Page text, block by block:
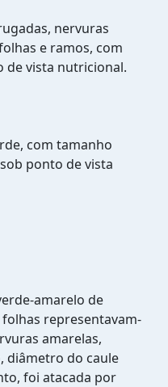
nervuras
e ramos, com
de vista nutricional.
com tamanho
ponto de vista
amarelo de
representavam-
amarelas,
diâmetro do caule
foi atacada por